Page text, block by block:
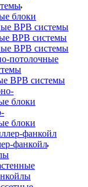
блоки
ВРВ системы
ВРВ системы
ВРВ системы
потолочные
ВРВ системы
блоки
фанкойл